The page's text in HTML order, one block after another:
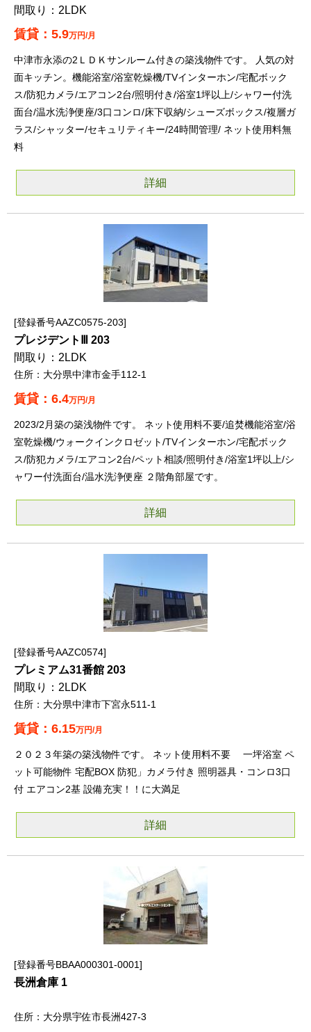
2LDK
5.9万円/月
中津市永添の2ＬＤＫサンルーム付きの築浅物件です。 人気の対
面キッチン。機能浴室/浴室乾燥機/TVインターホン/宅配ボック
ス/防犯カメラ/エアコン2台/照明付き/浴室1坪以上/シャワー付洗
面台/温水洗浄便座/3口コンロ/床下収納/シューズボックス/複層ガ
ラス/シャッター/セキュリティキー/24時間管理/ ネット使用料無
料
詳細
登録番号AAZC0575-203
プレジデントⅢ 203
2LDK
大分県中津市金手112-1
6.4万円/月
2023/2月築の築浅物件です。 ネット使用料不要/追焚機能浴室/浴
室乾燥機/ウォークインクロゼット/TVインターホン/宅配ボック
ス/防犯カメラ/エアコン2台/ペット相談/照明付き/浴室1坪以上/シ
ャワー付洗面台/温水洗浄便座 ２階角部屋です。
詳細
登録番号AAZC0574
プレミアム31番館 203
2LDK
大分県中津市下宮永511-1
6.15万円/月
２０２３年築の築浅物件です。 ネット使用料不要 一坪浴室 ペ
ット可能物件 宅配BOX 防犯」カメラ付き 照明器具・コンロ3口
付 エアコン2基 設備充実！！に大満足
詳細
登録番号BBAA000301-0001
長洲倉庫 1
大分県宇佐市長洲427-3